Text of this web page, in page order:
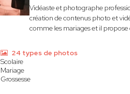
Vidéaste et photographe
création de contenus photo et
comme les mariages et il
24 types de photos
Scolaire
Mariage
Grossesse